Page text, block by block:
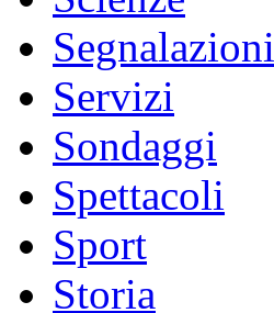
Segnalazioni
Servizi
Sondaggi
Spettacoli
Sport
Storia